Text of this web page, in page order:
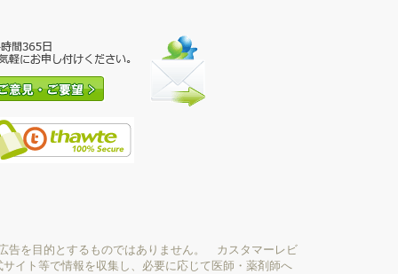
告を目的とするものではありません。 カスタマーレビ
イト等で情報を収集し、必要に応じて医師・薬剤師へ